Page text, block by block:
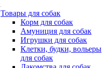
Товары для собак
Корм для собак
Амуниция для собак
Игрушки для собак
Клетки, будки, вольеры
для собак